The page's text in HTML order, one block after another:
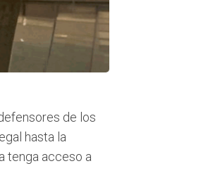
de los
hasta la
tenga acceso a